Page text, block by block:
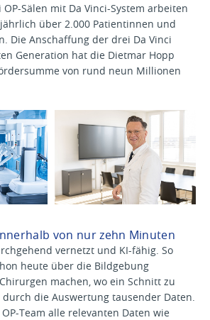
Sälen mit Da Vinci-System arbeiten
über 2.000 Patientinnen und
Die Anschaffung der drei Da Vinci
Generation hat die Dietmar Hopp
von rund neun Millionen
von nur zehn Minuten
vernetzt und KI-fähig. So
heute über die Bildgebung
machen, wo ein Schnitt zu
die Auswertung tausender Daten.
Team alle relevanten Daten wie